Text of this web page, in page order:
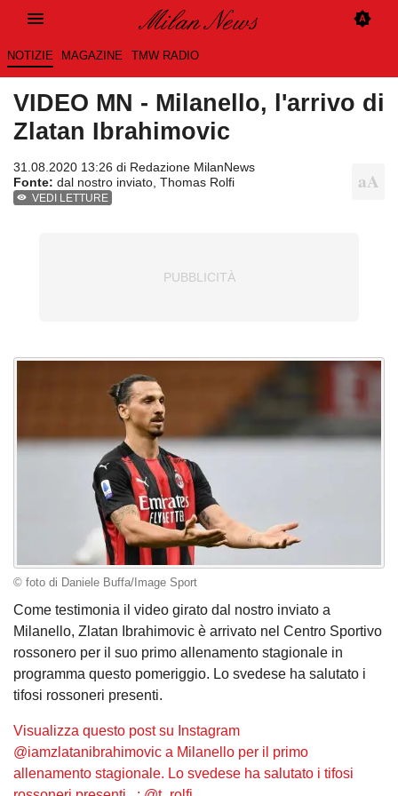
NOTIZIE MAGAZINE TMW RADIO
VIDEO MN - Milanello, l'arrivo di
Zlatan Ibrahimovic
31.08.2020 13:26 di Redazione MilanNews
Fonte: dal nostro inviato, Thomas Rolfi
VEDI LETTURE
© foto di Daniele Buffa/Image Sport
Come testimonia il video girato dal nostro inviato a
Milanello, Zlatan Ibrahimovic è arrivato nel Centro Sportivo
rossonero per il suo primo allenamento stagionale in
programma questo pomeriggio. Lo svedese ha salutato i
tifosi rossoneri presenti.
Visualizza questo post su Instagram
@iamzlatanibrahimovic a Milanello per il primo
allenamento stagionale. Lo svedese ha salutato i tifosi